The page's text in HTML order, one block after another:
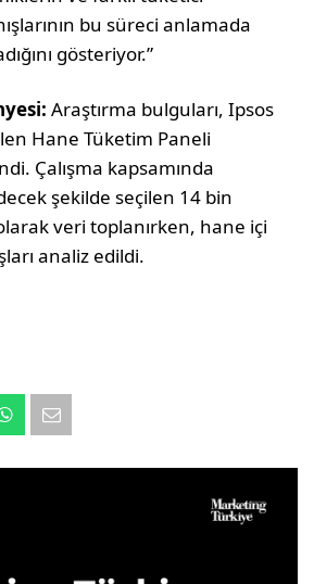
bu süreci anlamada
gösteriyor.”
Araştırma bulguları, Ipsos
Hane Tüketim Paneli
Çalışma kapsamında
şekilde seçilen 14 bin
veri toplanırken, hane içi
analiz edildi.